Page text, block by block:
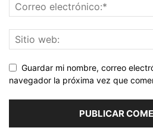
Guardar mi nombre, correo
navegador la próxima vez que